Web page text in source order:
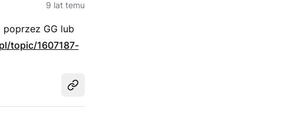
9 lat temu
GG lub
topic/1607187-
Udostępnij